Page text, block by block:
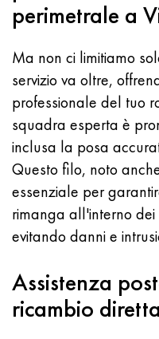
perimetrale a
Ma non ci limitiamo
servizio va oltre,
professionale del tuo
squadra esperta è
inclusa la posa
Questo filo, noto
essenziale per
rimanga all'interno
evitando danni e
Assistenza
ricambio